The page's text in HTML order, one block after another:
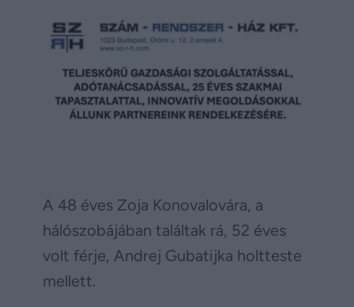
A 48 éves Zoja Konovalovára, a
hálószobájában találtak rá, 52 éves
volt férje, Andrej Gubatijka holtteste
mellett.